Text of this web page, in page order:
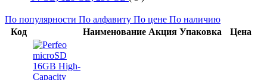
По популярности По алфавиту По цене По наличию
Код
Наименование Акция Упаковка Цена